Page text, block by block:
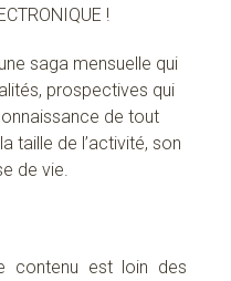
!
saga mensuelle qui
prospectives qui
de tout
taille de l’activité, son
de vie.
contenu est loin des